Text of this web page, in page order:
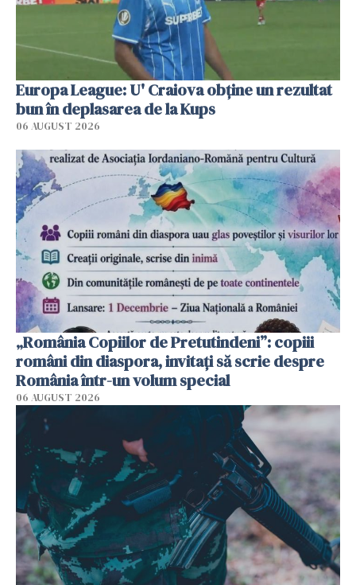
Europa League: U' Craiova obține un rezultat
bun în deplasarea de la Kups
06 AUGUST 2026
„România Copiilor de Pretutindeni”: copiii
români din diaspora, invitați să scrie despre
România într-un volum special
06 AUGUST 2026